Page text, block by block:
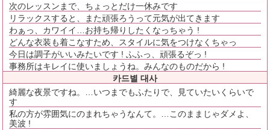
次のレッスンまで、ちょっとだけ一休みです
リラックスすると、また頑張ろうって元気が出てきます
わぁっ、カワイイ…お持ち帰りしたくなっちゃう !
どんな衣装も着こなすため、スタイルに気をつけなくちゃっ
今日は調子がいいみたいです ! ふふっ、頑張るぞっ !
事務所はキレイに使いましょうね。みんなのものだから !
카드별 대사
綺麗な夜景ですね。…いつまでもふたりで、見ていたいくらいで
す
私の方が雰囲気にのまれちゃうなんて。…このままじゃダメよ、
美波 !